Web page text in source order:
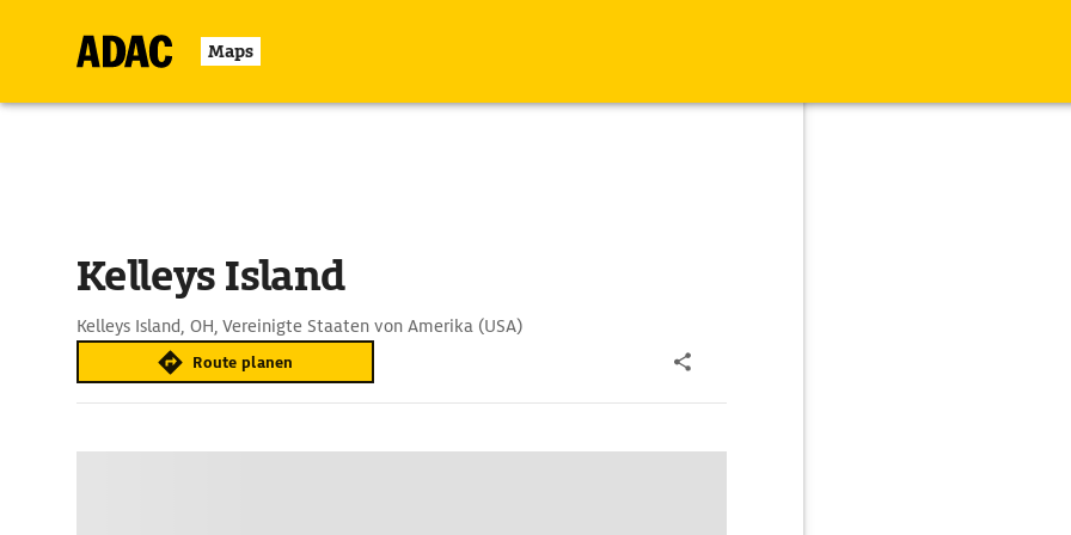
Maps
Kelleys Island
Kelleys Island, OH, Vereinigte Staaten von Amerika (USA)
Route planen